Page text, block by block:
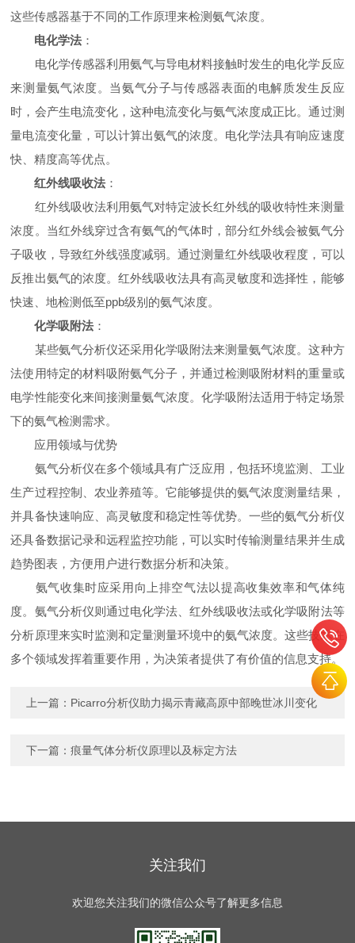
这些传感器基于不同的工作原理来检测氨气浓度。
电化学法 ：
电化学传感器利用氨气与导电材料接触时发生的电化学反应
来测量氨气浓度。当氨气分子与传感器表面的电解质发生反应
时，会产生电流变化，这种电流变化与氨气浓度成正比。通过测
量电流变化量，可以计算出氨气的浓度。电化学法具有响应速度
快、精度高等优点。
红外线吸收法 ：
红外线吸收法利用氨气对特定波长红外线的吸收特性来测量
浓度。当红外线穿过含有氨气的气体时，部分红外线会被氨气分
子吸收，导致红外线强度减弱。通过测量红外线吸收程度，可以
反推出氨气的浓度。红外线吸收法具有高灵敏度和选择性，能够
快速、地检测低至ppb级别的氨气浓度。
化学吸附法 ：
某些氨气分析仪还采用化学吸附法来测量氨气浓度。这种方
法使用特定的材料吸附氨气分子，并通过检测吸附材料的重量或
电学性能变化来间接测量氨气浓度。化学吸附法适用于特定场景
下的氨气检测需求。
应用领域与优势
氨气分析仪在多个领域具有广泛应用，包括环境监测、工业
生产过程控制、农业养殖等。它能够提供的氨气浓度测量结果，
并具备快速响应、高灵敏度和稳定性等优势。一些的氨气分析仪
还具备数据记录和远程监控功能，可以实时传输测量结果并生成
趋势图表，方便用户进行数据分析和决策。
氨气收集时应采用向上排空气法以提高收集效率和气体纯
度。氨气分析仪则通过电化学法、红外线吸收法或化学吸附法等
分析原理来实时监测和定量测量环境中的氨气浓度。这些技术在
多个领域发挥着重要作用，为决策者提供了有价值的信息支持。
上一篇： Picarro分析仪助力揭示青藏高原中部晚世冰川变化
下一篇：痕量气体分析仪原理以及标定方法
关注我们
欢迎您关注我们的微信公众号了解更多信息